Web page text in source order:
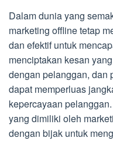
Dalam dunia yang
marketing offline tetap
dan efektif untuk
menciptakan kesan
dengan pelanggan, dan
dapat memperluas
kepercayaan
yang dimiliki oleh
dengan bijak untuk